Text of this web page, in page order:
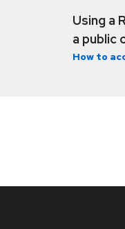
Using a
a public
How to